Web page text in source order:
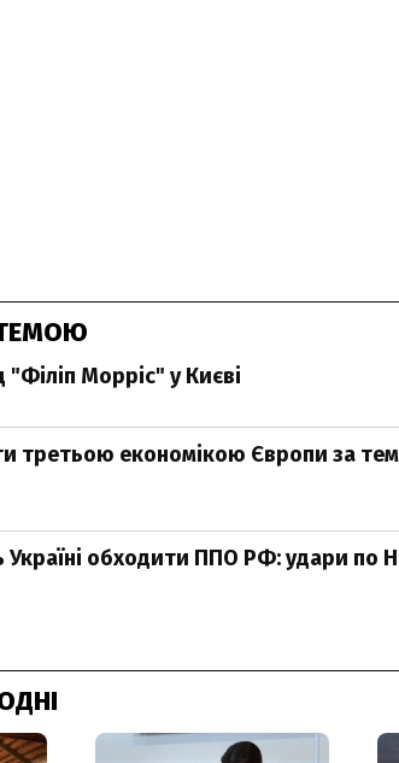
Морріс" у Києві
третьою економікою Європи за
обходити ППО РФ: удари по